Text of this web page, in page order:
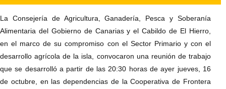
La Consejería de Agricultura, Ganadería, Pesca y Soberanía
Alimentaria del Gobierno de Canarias y el Cabildo de El Hierro,
en el marco de su compromiso con el Sector Primario y con el
desarrollo agrícola de la isla, convocaron una reunión de trabajo
que se desarrolló a partir de las 20:30 horas de ayer jueves, 16
de octubre, en las dependencias de la Cooperativa de Frontera